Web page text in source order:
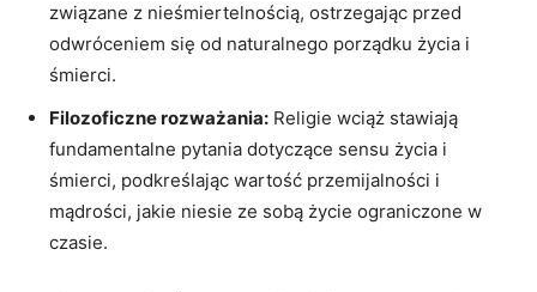
związane z nieśmiertelnością, ostrzegając przed
odwróceniem się od naturalnego porządku życia i
śmierci.
Filozoficzne rozważania: Religie wciąż stawiają
fundamentalne pytania dotyczące sensu życia i
śmierci, podkreślając wartość przemijalności i
mądrości, jakie niesie ze sobą życie ograniczone w
czasie.